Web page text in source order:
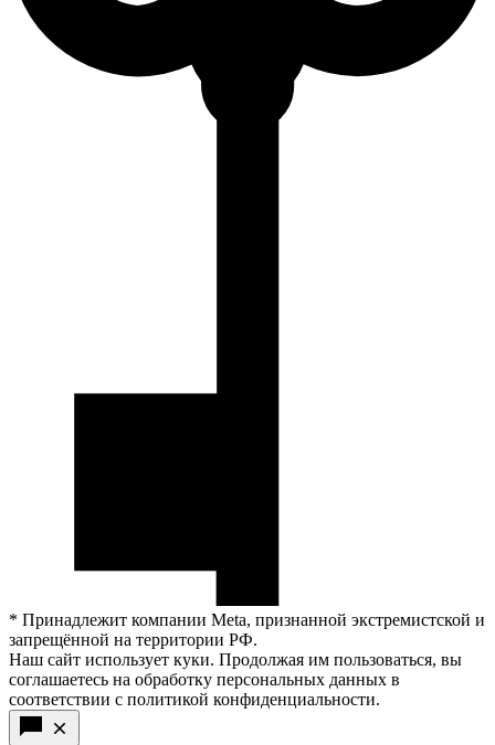
* Принадлежит компании Meta, признанной экстремистской и
запрещённой на территории РФ.
Наш сайт использует куки. Продолжая им пользоваться, вы
соглашаетесь на обработку персональных данных в
соответствии с политикой конфиденциальности.